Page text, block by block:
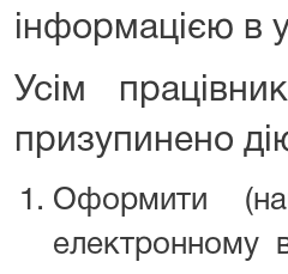
інформацією в
Усім
призупинено
Оформити
електронному